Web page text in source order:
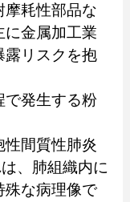
摩耗性部品な
に金属加工業
露リスクを抱
で発生する粉
性間質性肺炎
、肺組織内に
殊な病理像で